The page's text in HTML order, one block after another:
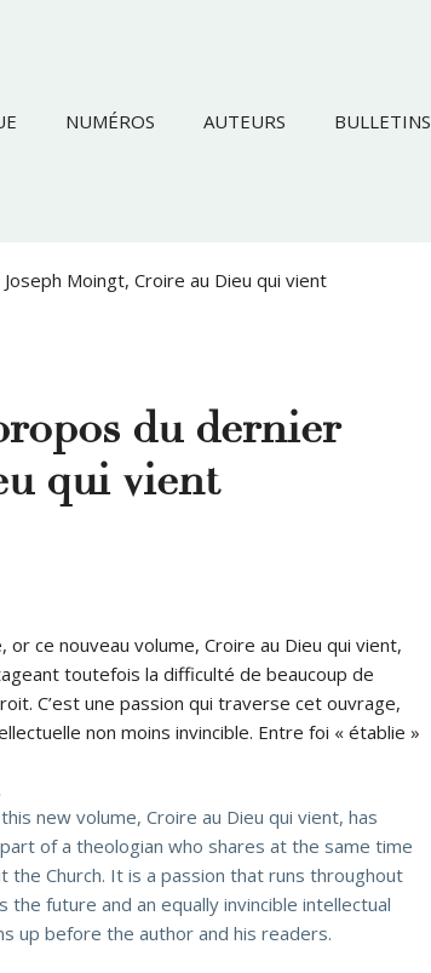
NUMÉROS AUTEURS BULLETINS
Moingt, Croire au Dieu qui vient
du dernier
qui vient
ce nouveau volume, Croire au Dieu qui vient,
toutefois la difficulté de beaucoup de
C’est une passion qui traverse cet ouvrage,
non moins invincible. Entre foi « établie »
new volume, Croire au Dieu qui vient, has
of a theologian who shares at the same time
the Church. It is a passion that runs throughout
future and an equally invincible intellectual
up before the author and his readers.